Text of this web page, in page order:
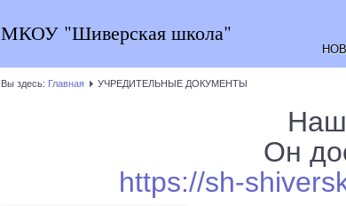
МКОУ "Шиверская школа"
Вы здесь: Главная УЧРЕДИТЕЛЬНЫЕ ДОКУМЕНТЫ
Наш
Он
https://sh-